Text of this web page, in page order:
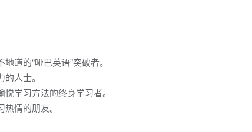
道的“哑巴英语”突破者。
人士。
学习方法的终身学习者。
情的朋友。